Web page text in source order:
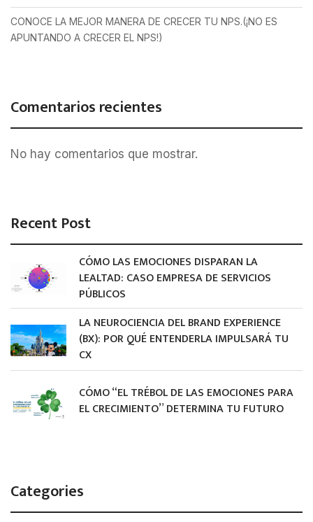
CONOCE LA MEJOR MANERA DE CRECER TU NPS.(¡NO ES
APUNTANDO A CRECER EL NPS!)
Comentarios recientes
No hay comentarios que mostrar.
Recent Post
CÓMO LAS EMOCIONES DISPARAN LA
LEALTAD: CASO EMPRESA DE SERVICIOS
PÚBLICOS
LA NEUROCIENCIA DEL BRAND EXPERIENCE
(BX): POR QUÉ ENTENDERLA IMPULSARÁ TU
CX
CÓMO “EL TRÉBOL DE LAS EMOCIONES PARA
EL CRECIMIENTO” DETERMINA TU FUTURO
Categories